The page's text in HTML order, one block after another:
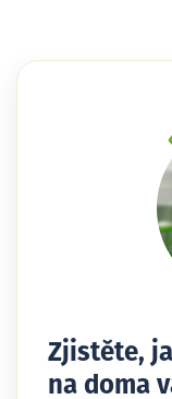
Zjistěte,
na doma